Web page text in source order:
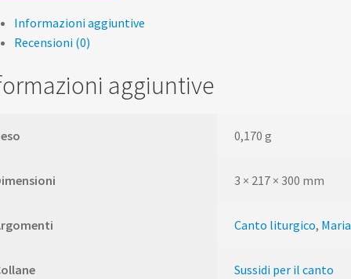
Informazioni aggiuntive
Recensioni (0)
aggiuntive
0,170 g
3 × 217 × 300 mm
Canto liturgico, Maria
Sussidi per il canto